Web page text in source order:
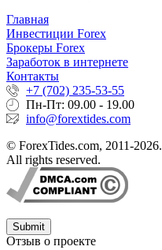
Главная
Инвестиции Forex
Брокеры Forex
Заработок в интернете
Контакты
+7 (702) 235-53-55
Пн-Пт: 09.00 - 19.00
info@forextides.com
© ForexTides.com, 2011-2026.
All rights reserved.
Submit
Отзыв о проекте